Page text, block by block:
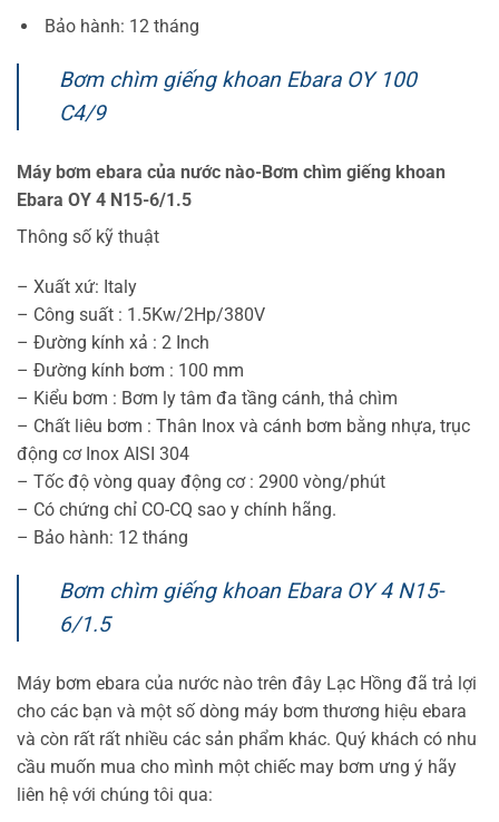
Bảo hành: 12 tháng
Bơm chìm giếng khoan Ebara OY 100
C4/9
Máy bơm ebara của nước nào-Bơm chìm giếng khoan
Ebara OY 4 N15-6/1.5
Thông số kỹ thuật
– Xuất xứ: Italy
– Công suất : 1.5Kw/2Hp/380V
– Đường kính xả : 2 Inch
– Đường kính bơm : 100 mm
– Kiểu bơm : Bơm ly tâm đa tầng cánh, thả chìm
– Chất liêu bơm : Thân Inox và cánh bơm bằng nhựa, trục
động cơ Inox AISI 304
– Tốc độ vòng quay động cơ : 2900 vòng/phút
– Có chứng chỉ CO-CQ sao y chính hãng.
– Bảo hành: 12 tháng
Bơm chìm giếng khoan Ebara OY 4 N15-
6/1.5
Máy bơm ebara của nước nào trên đây Lạc Hồng đã trả lợi
cho các bạn và một số dòng máy bơm thương hiệu ebara
và còn rất rất nhiều các sản phẩm khác. Quý khách có nhu
cầu muốn mua cho mình một chiếc may bơm ưng ý hãy
liên hệ với chúng tôi qua: